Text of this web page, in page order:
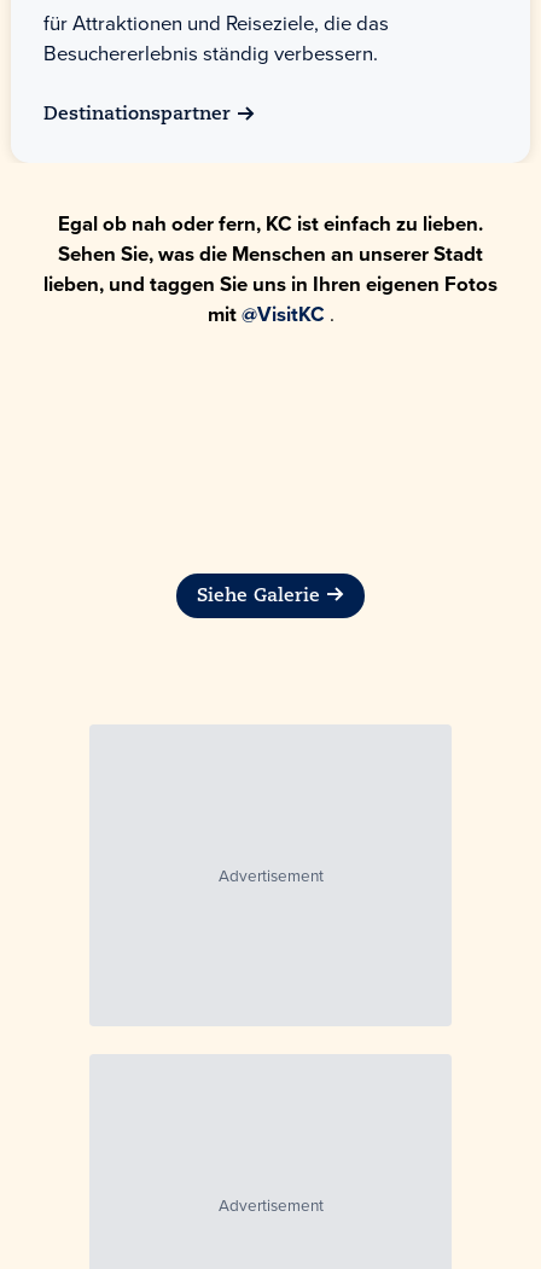
für Attraktionen und Reiseziele, die das
Besuchererlebnis ständig verbessern.
Destinationspartner
Egal ob nah oder fern, KC ist einfach zu lieben.
Sehen Sie, was die Menschen an unserer Stadt
lieben, und taggen Sie uns in Ihren eigenen Fotos
mit@VisitKC .
Siehe Galerie